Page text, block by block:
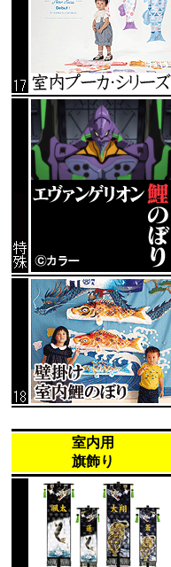
室内用
旗飾り